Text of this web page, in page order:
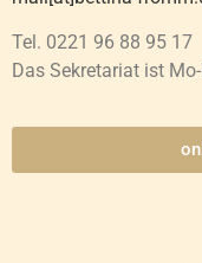
Tel. 0221 96 88 95 17
Das Sekretariat ist